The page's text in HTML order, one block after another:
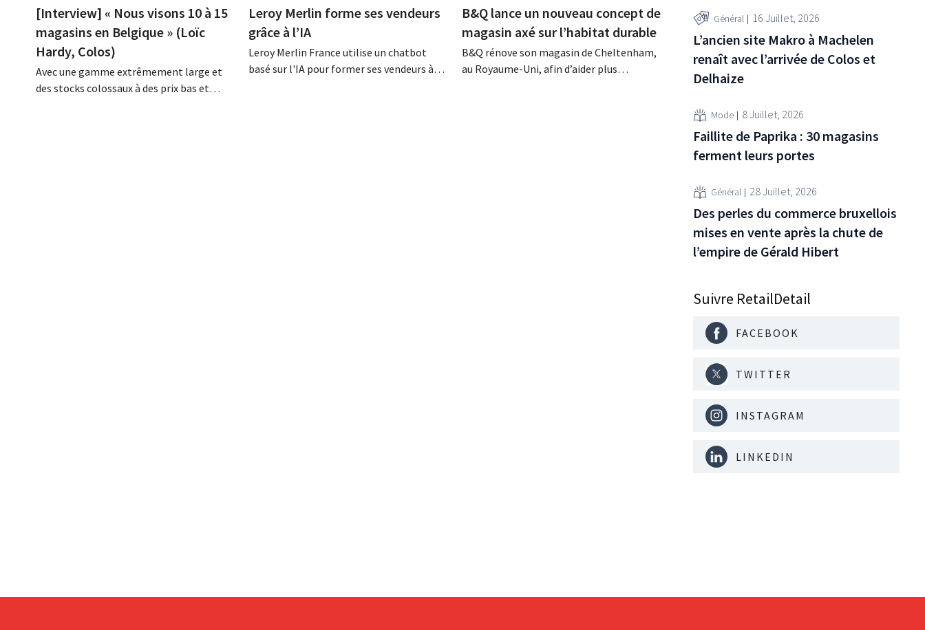
[Interview] « Nous visons 10 à 15
magasins en Belgique » (Loïc
Hardy, Colos)
Avec une gamme extrêmement large et
des stocks colossaux à des prix bas et
Leroy Merlin forme ses vendeurs
grâce à l’IA
Leroy Merlin France utilise un chatbot
basé sur l'IA pour former ses vendeurs à
B&Q lance un nouveau concept de
magasin axé sur l’habitat durable
B&Q rénove son magasin de Cheltenham,
au Royaume-Uni, afin d’aider plus
Général 16 Juillet, 2026
L’ancien site Makro à Machelen
renaît avec l’arrivée de Colos et
Delhaize
Mode 8 Juillet, 2026
Faillite de Paprika : 30 magasins
ferment leurs portes
Général 28 Juillet, 2026
Des perles du commerce bruxellois
mises en vente après la chute de
l’empire de Gérald Hibert
Suivre RetailDetail
FACEBOOK
TWITTER
INSTAGRAM
LINKEDIN